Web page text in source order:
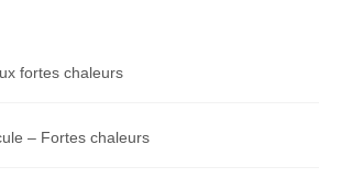
Culture
fortes chaleurs
– Fortes chaleurs